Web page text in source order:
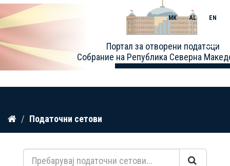
Прескокнете
содржина
Портал за отворени податоци
Собрание на Република Северна
MK AL EN
Toggle
Податочни сетови